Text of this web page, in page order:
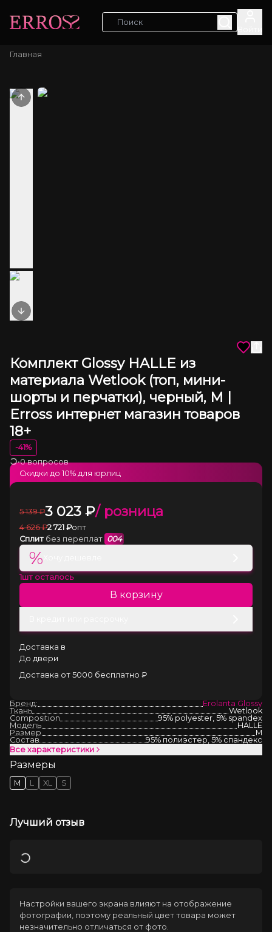
Главная
Previous slide
Next slide
Комплект Glossy HALLE из
материала Wetlook (топ, мини-
шорты и перчатки), черный, М |
Erross интернет магазин товаров
18+
-41%
Загрузка
•0 вопросов
5 139 ₽3 023 ₽/ розница
4 626 ₽2 721 ₽опт
Сплит без переплат 004
%
1шт осталось
В корзину
Доставка в
До двери
Доставка от 5000 бесплатно ₽
Скидки до 10% для юрлиц
Бренд:
Erolanta Glossy
Ткань
Wetlook
Composition
95% polyester, 5% spandex
Модель
HALLE
Размер
M
Состав
95% полиэстер, 5% спандекс
Все характеристики
Размеры
M L XL S
Лучший отзыв
Загрузка
Настройки вашего экрана влияют на отображение
фотографии, поэтому реальный цвет товара может
незначительно отличаться от фото.